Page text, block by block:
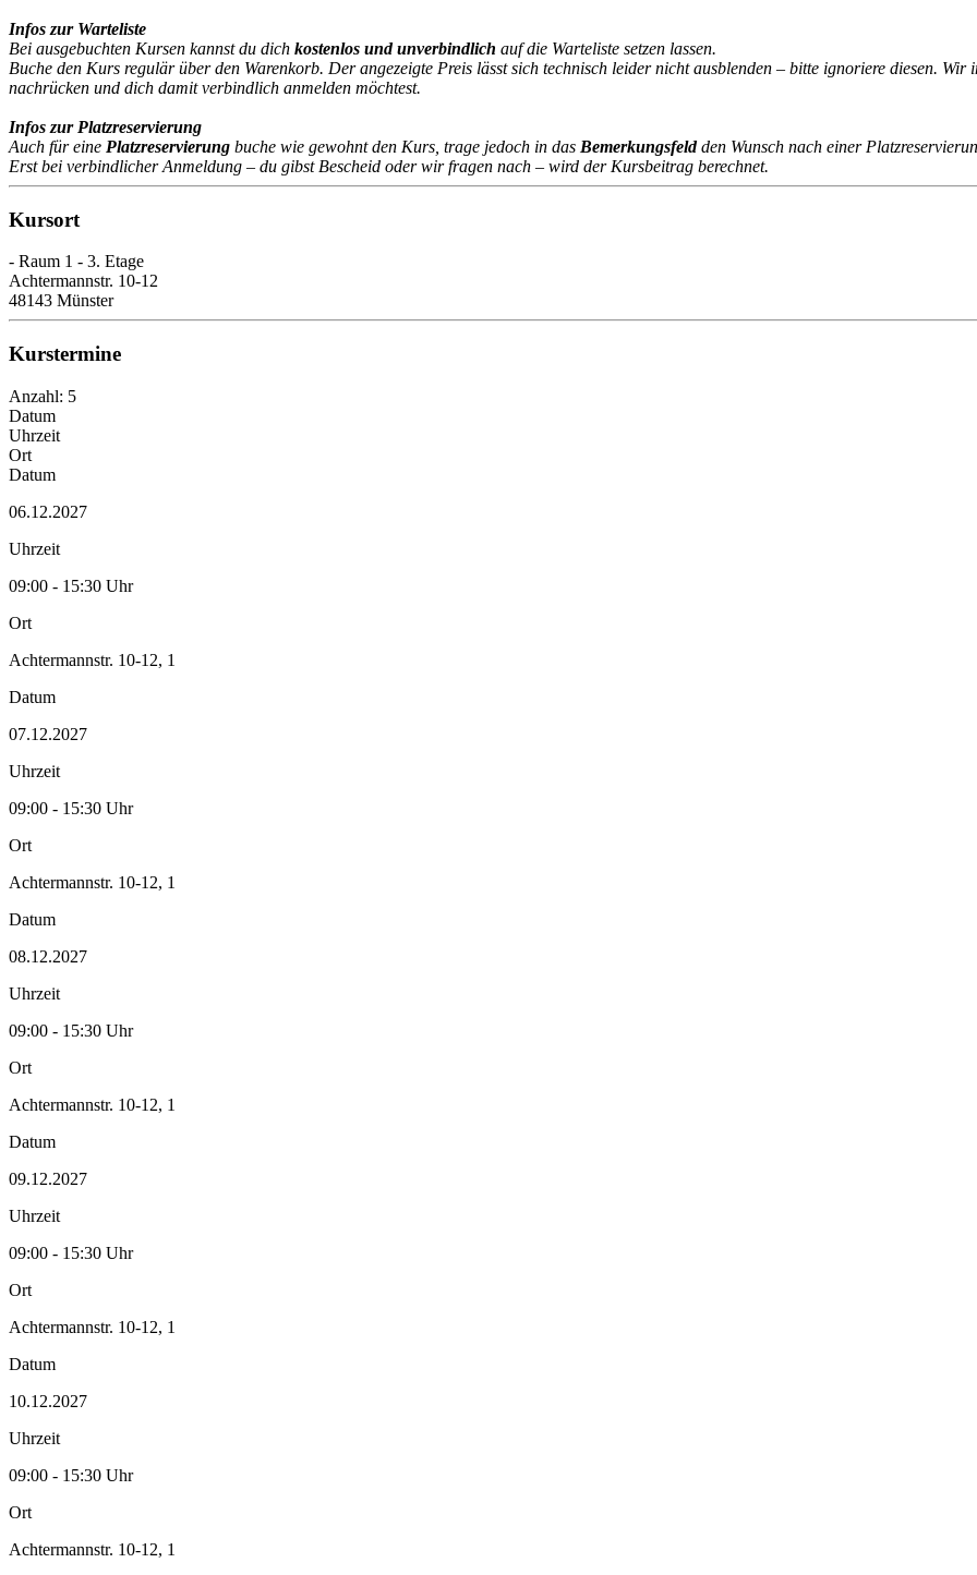
Infos zur Warteliste
Bei ausgebuchten Kursen kannst du dich kostenlos und unverbindlich auf die Warteliste setzen lassen.
Buche den Kurs regulär über den Warenkorb. Der angezeigte Preis lässt sich technisch leider nicht ausblenden – bitte ignoriere diesen.
nachrücken und dich damit verbindlich anmelden möchtest.
Infos zur Platzreservierung
Auch für eine Platzreservierung buche wie gewohnt den Kurs, trage jedoch in das Bemerkungsfeldden Wunsch nach einer
Erst bei verbindlicher Anmeldung – du gibst Bescheid oder wir fragen nach – wird der Kursbeitrag berechnet.
Kursort
- Raum 1 - 3. Etage
Achtermannstr. 10-12
48143 Münster
Kurstermine
Anzahl: 5
Datum
Uhrzeit
Ort
Datum
06.12.2027
Uhrzeit
09:00 - 15:30 Uhr
Ort
Achtermannstr. 10-12, 1
Datum
07.12.2027
Uhrzeit
09:00 - 15:30 Uhr
Ort
Achtermannstr. 10-12, 1
Datum
08.12.2027
Uhrzeit
09:00 - 15:30 Uhr
Ort
Achtermannstr. 10-12, 1
Datum
09.12.2027
Uhrzeit
09:00 - 15:30 Uhr
Ort
Achtermannstr. 10-12, 1
Datum
10.12.2027
Uhrzeit
09:00 - 15:30 Uhr
Ort
Achtermannstr. 10-12, 1